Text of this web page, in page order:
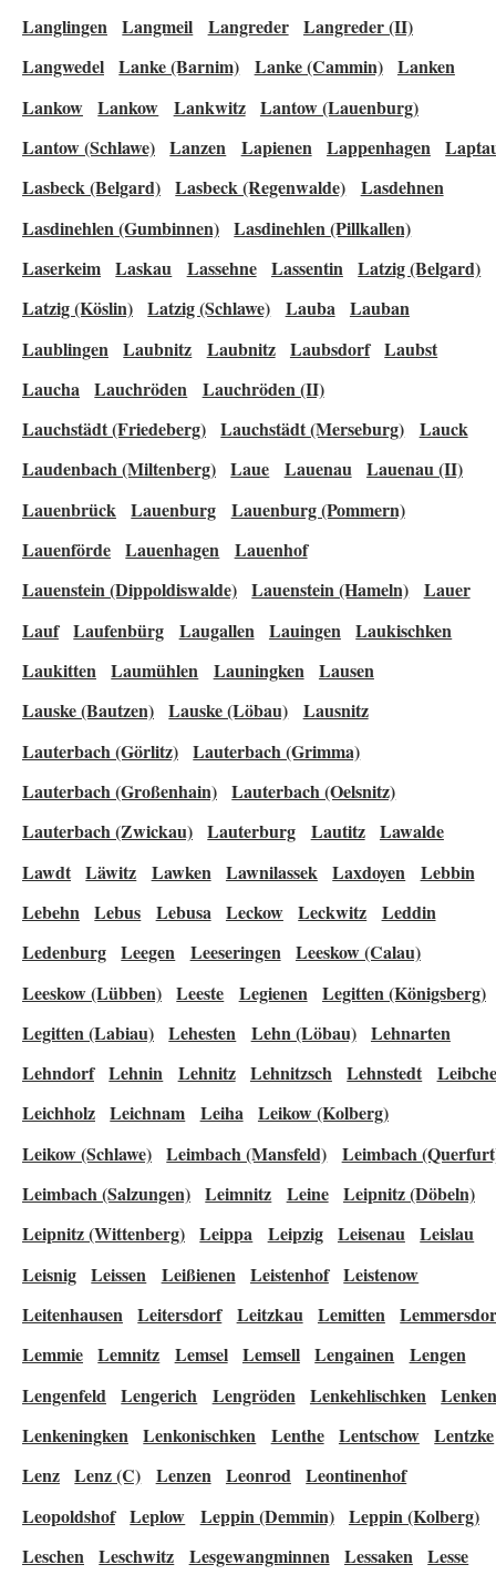
Langlingen Langmeil Langreder Langreder (II)
Langwedel Lanke (Barnim) Lanke (Cammin) Lanken
Lankow Lankow Lankwitz Lantow (Lauenburg)
Lantow (Schlawe) Lanzen Lapienen Lappenhagen
Lasbeck (Belgard) Lasbeck (Regenwalde)
Lasdehnen
Lasdinehlen (Gumbinnen) Lasdinehlen (Pillkallen)
Laserkeim Laskau Lassehne Lassentin Latzig (Belgard)
Latzig (Köslin) Latzig (Schlawe) Lauba Lauban
Laublingen
Laubnitz Laubnitz Laubsdorf Laubst
Laucha Lauchröden
Lauchröden (II)
Lauchstädt (Friedeberg) Lauchstädt (Merseburg)
Lauck
Laudenbach (Miltenberg) Laue Lauenau Lauenau (II)
Lauenbrück Lauenburg
Lauenburg (Pommern)
Lauenförde Lauenhagen
Lauenhof
Lauenstein (Dippoldiswalde) Lauenstein (Hameln)
Lauer
Lauf Laufenbürg Laugallen Lauingen Laukischken
Laukitten Laumühlen Launingken Lausen
Lauske (Bautzen) Lauske (Löbau)
Lausnitz
Lauterbach (Görlitz) Lauterbach (Grimma)
Lauterbach (Großenhain) Lauterbach (Oelsnitz)
Lauterbach (Zwickau) Lauterburg Lautitz Lawalde
Lawdt Läwitz Lawken Lawnilassek Laxdoyen
Lebbin
Lebehn Lebus Lebusa Leckow Leckwitz
Leddin
Ledenburg Leegen Leeseringen Leeskow (Calau)
Leeskow (Lübben) Leeste Legienen
Legitten (Königsberg)
Legitten (Labiau) Lehesten Lehn (Löbau) Lehnarten
Lehndorf Lehnin Lehnitz Lehnitzsch Lehnstedt
Leichholz Leichnam Leiha Leikow (Kolberg)
Leikow (Schlawe) Leimbach (Mansfeld)
Leimbach
Leimbach (Salzungen) Leimnitz Leine Leipnitz (Döbeln)
Leipnitz (Wittenberg) Leippa Leipzig Leisenau Leislau
Leisnig Leissen Leißienen Leistenhof Leistenow
Leitenhausen Leitersdorf Leitzkau Lemitten
Lemmie Lemnitz Lemsel Lemsell Lengainen
Lengen
Lengenfeld Lengerich Lengröden Lenkehlischken
Lenkeningken Lenkonischken Lenthe Lentschow Lentzke
Lenz Lenz (C) Lenzen Leonrod Leontinenhof
Leopoldshof Leplow Leppin (Demmin) Leppin (Kolberg)
Leschen Leschwitz Lesgewangminnen Lessaken Lesse